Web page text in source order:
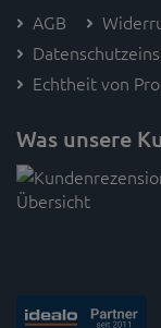
AGB
Echtheit von
Was unsere